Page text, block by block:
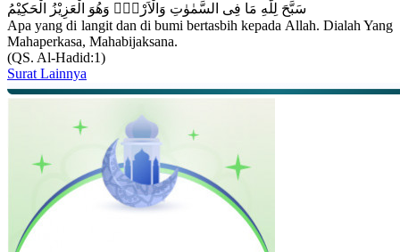
سَبَّحَ لِلّٰهِ مَا فِى السَّمٰوٰتِ وَالْاَرْضِۚ وَهُوَ الْعَزِيْزُ الْحَكِيْمُ
Apa yang di langit dan di bumi bertasbih kepada Allah. Dialah Yang
Mahaperkasa, Mahabijaksana.
(QS. Al-Hadid:1)
Surat Lainnya